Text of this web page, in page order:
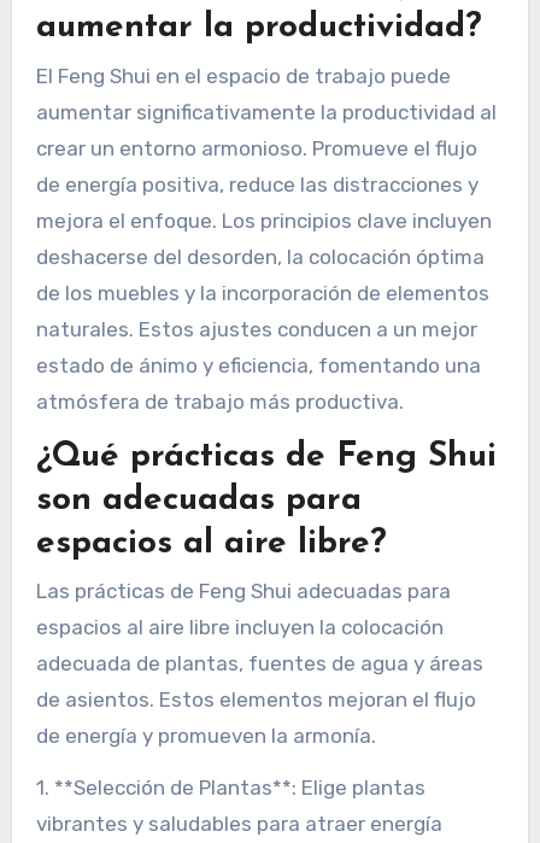
aumentar la productividad?
El Feng Shui en el espacio de trabajo puede
aumentar significativamente la productividad al
crear un entorno armonioso. Promueve el flujo
de energía positiva, reduce las distracciones y
mejora el enfoque. Los principios clave incluyen
deshacerse del desorden, la colocación óptima
de los muebles y la incorporación de elementos
naturales. Estos ajustes conducen a un mejor
estado de ánimo y eficiencia, fomentando una
atmósfera de trabajo más productiva.
¿Qué prácticas de Feng Shui
son adecuadas para
espacios al aire libre?
Las prácticas de Feng Shui adecuadas para
espacios al aire libre incluyen la colocación
adecuada de plantas, fuentes de agua y áreas
de asientos. Estos elementos mejoran el flujo
de energía y promueven la armonía.
1. **Selección de Plantas**: Elige plantas
vibrantes y saludables para atraer energía